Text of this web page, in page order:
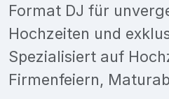
Format DJ für
Hochzeiten und
Spezialisiert auf
Firmenfeiern,